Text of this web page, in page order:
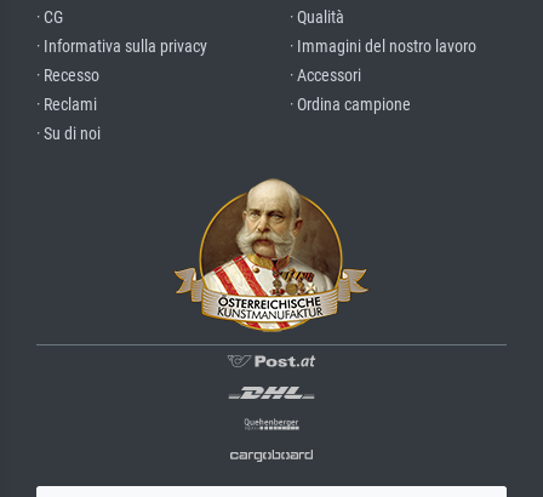
· CG
· Informativa sulla privacy
· Recesso
· Reclami
· Su di noi
· Qualità
· Immagini del nostro lavoro
· Accessori
· Ordina campione